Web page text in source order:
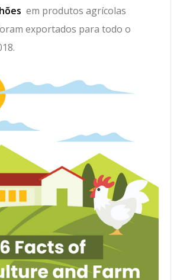
em produtos agrícolas
exportados para todo o